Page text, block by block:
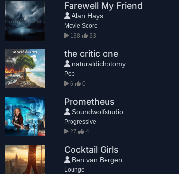
Farewell My Friend
Alan Hays
Movie Score
138
33
the critic one
naturaldichotomy
Pop
6
0
Prometheus
Soundwolfstudio
Progressive
27
4
Cocktail Girls
Ben van Bergen
Lounge